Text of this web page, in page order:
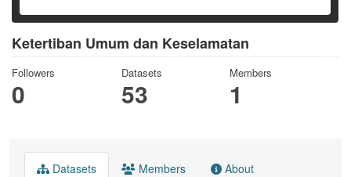
Ketertiban Umum dan Keselamatan
Followers
0
Datasets
53
Members
1
Datasets Members About